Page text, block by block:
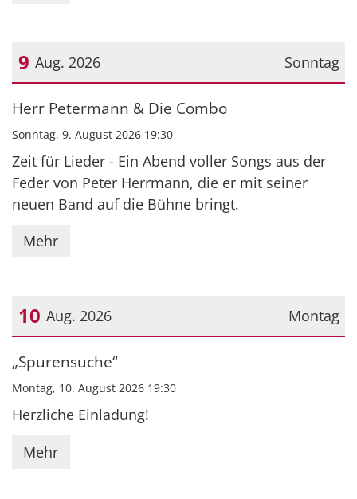
Sonntag
9 Aug. 2026
Datum: 9. August 2026
Herr Petermann & Die Combo
Sonntag, 9. August 2026 19:30
Zeit für Lieder - Ein Abend voller Songs aus der
Feder von Peter Herrmann, die er mit seiner
neuen Band auf die Bühne bringt.
Mehr
Montag
10 Aug. 2026
Datum: 10. August 2026
„Spurensuche“
Montag, 10. August 2026 19:30
Herzliche Einladung!
Mehr